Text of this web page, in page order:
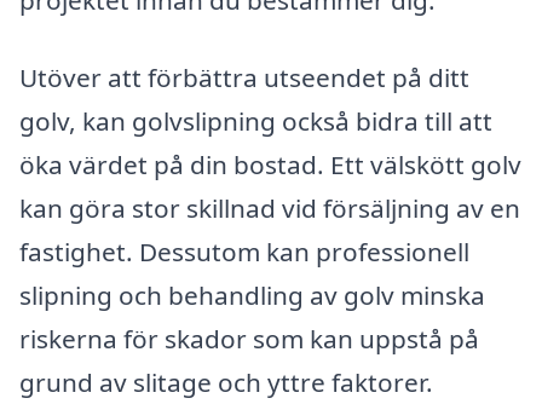
Utöver att förbättra utseendet på ditt
golv, kan golvslipning också bidra till att
öka värdet på din bostad. Ett välskött golv
kan göra stor skillnad vid försäljning av en
fastighet. Dessutom kan professionell
slipning och behandling av golv minska
riskerna för skador som kan uppstå på
grund av slitage och yttre faktorer.